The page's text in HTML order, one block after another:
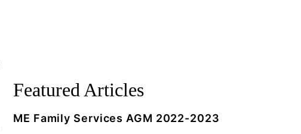
Featured Articles
ME Family Services AGM 2022-2023